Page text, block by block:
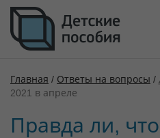
Главная / Ответы на вопросы /
2021 в апреле
Правда ли,